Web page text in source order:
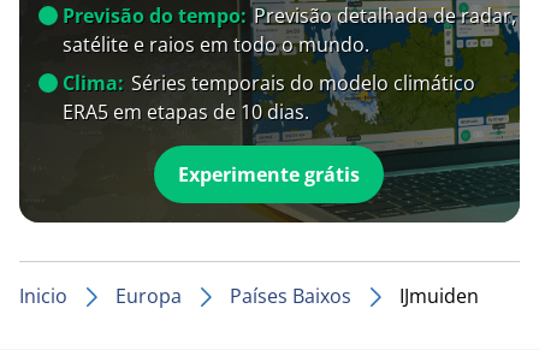
Previsão do tempo: Previsão detalhada de radar,
satélite e raios em todo o mundo.
Clima: Séries temporais do modelo climático
ERA5 em etapas de 10 dias.
Experimente grátis
Inicio Europa Países Baixos IJmuiden